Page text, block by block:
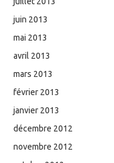
juin 2013
mai 2013
avril 2013
mars 2013
février 2013
janvier 2013
décembre 2012
novembre 2012